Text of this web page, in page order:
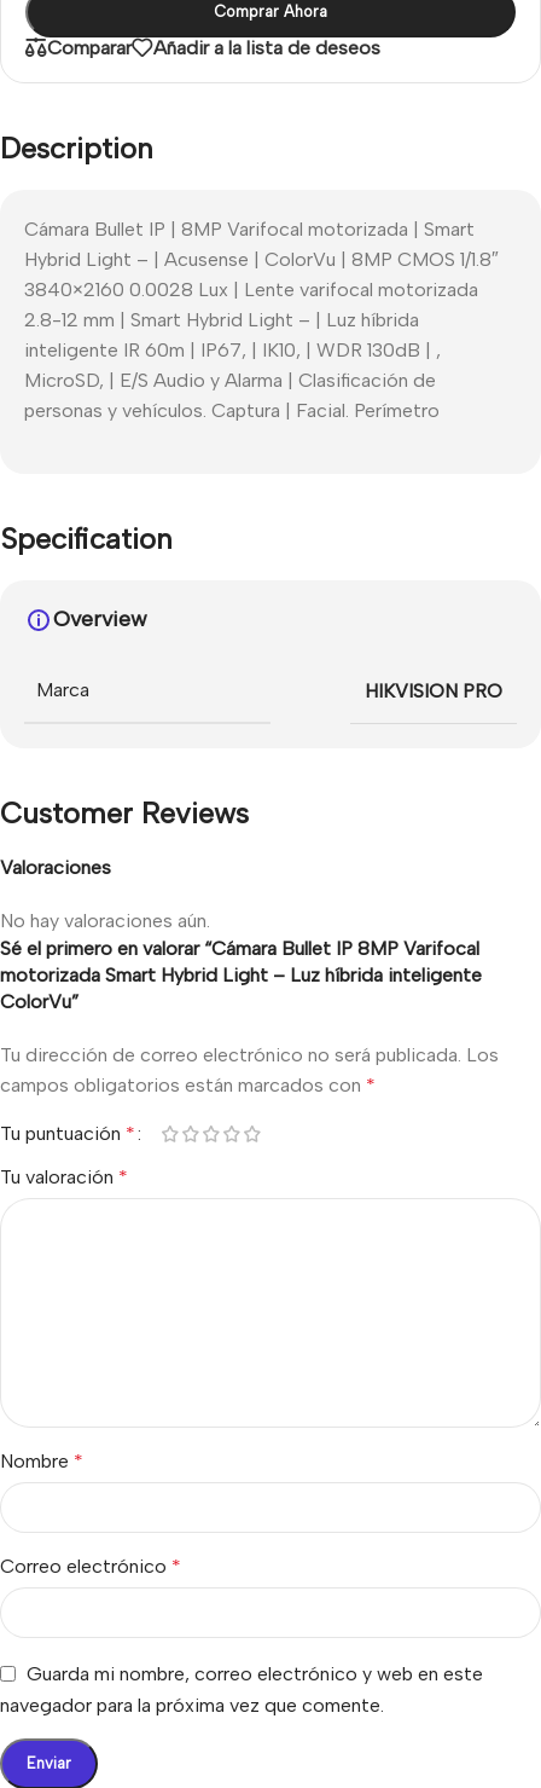
Comprar Ahora
Comparar Añadir a la lista de deseos
Description
Cámara Bullet IP | 8MP Varifocal motorizada | Smart
Hybrid Light – | Acusense | ColorVu | 8MP CMOS 1/1.8″
3840×2160 0.0028 Lux | Lente varifocal motorizada
2.8-12 mm | Smart Hybrid Light – | Luz híbrida
inteligente IR 60m | IP67, | IK10, | WDR 130dB | ,
MicroSD, | E/S Audio y Alarma | Clasificación de
personas y vehículos. Captura | Facial. Perímetro
Specification
Overview
Marca HIKVISION PRO
Customer Reviews
Valoraciones
No hay valoraciones aún.
Sé el primero en valorar “Cámara Bullet IP 8MP Varifocal
motorizada Smart Hybrid Light – Luz híbrida inteligente
ColorVu”
Tu dirección de correo electrónico no será publicada. Los
campos obligatorios están marcados con *
Tu puntuación *
Tu valoración *
Nombre *
Correo electrónico *
Guarda mi nombre, correo electrónico y web en este
navegador para la próxima vez que comente.